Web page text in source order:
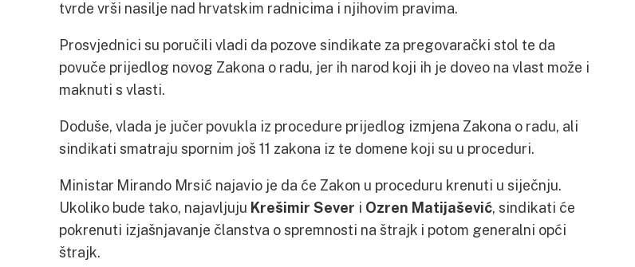
tvrde vrši nasilje nad hrvatskim radnicima i njihovim pravima.
Prosvjednici su poručili vladi da pozove sindikate za pregovarački stol te da
povuče prijedlog novog Zakona o radu, jer ih narod koji ih je doveo na vlast može i
maknuti s vlasti.
Doduše, vlada je jučer povukla iz procedure prijedlog izmjena Zakona o radu, ali
sindikati smatraju spornim još 11 zakona iz te domene koji su u proceduri.
Ministar Mirando Mrsić najavio je da će Zakon u proceduru krenuti u siječnju.
Ukoliko bude tako, najavljuju Krešimir Sever i Ozren Matijašević, sindikati će
pokrenuti izjašnjavanje članstva o spremnosti na štrajk i potom generalni opći
štrajk.